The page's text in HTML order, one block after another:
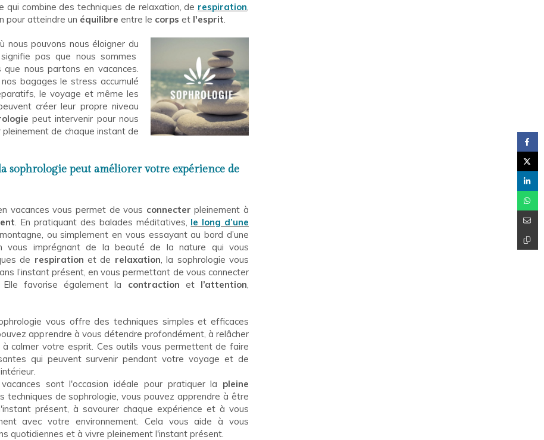
qui combine des techniques de relaxation, de respiration,
pour atteindre un équilibre entre le corps et l'esprit.
nous pouvons nous éloigner du
pas que nous sommes
nous partons en vacances.
bagages le stress accumulé
le voyage et même les
créer leur propre niveau
peut intervenir pour nous
de chaque instant de
sophrologie peut améliorer votre expérience de
vacances vous permet de vous connecter pleinement à
. En pratiquant des balades méditatives, le long d’une
ou simplement en vous essayant au bord d’une
vous imprégnant de la beauté de la nature qui vous
de respiration et de relaxation, la sophrologie vous
l’instant présent, en vous permettant de vous connecter
Elle favorise également la contraction et l’attention,
vous offre des techniques simples et efficaces
apprendre à vous détendre profondément, à relâcher
calmer votre esprit. Ces outils vous permettent de faire
qui peuvent survenir pendant votre voyage et de
sont l'occasion idéale pour pratiquer la pleine
techniques de sophrologie, vous pouvez apprendre à être
présent, à savourer chaque expérience et à vous
avec votre environnement. Cela vous aide à vous
quotidiennes et à vivre pleinement l'instant présent.